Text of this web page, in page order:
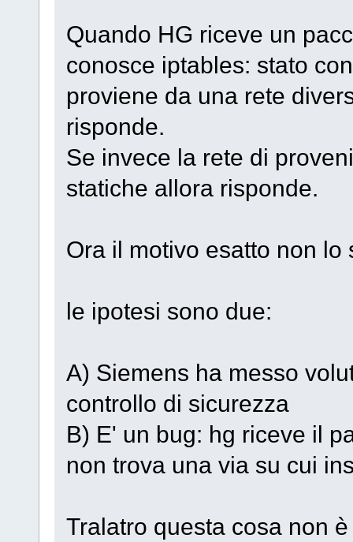
Quando HG riceve un
conosce iptables: stato
proviene da una rete
risponde.
Se invece la rete di
statiche allora risponde.
Ora il motivo esatto non lo
le ipotesi sono due:
A) Siemens ha messo
controllo di sicurezza
B) E' un bug: hg riceve il
non trova una via su cui
Tralatro questa cosa non